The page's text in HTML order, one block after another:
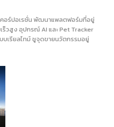
คอร์ปอเรชั่น พัฒนาแพลตฟอร์มที่อยู่
ร็วสูง อุปกรณ์ AI และ Pet Tracker
เรียลไทม์ ชูจุดขายนวัตกรรมอยู่